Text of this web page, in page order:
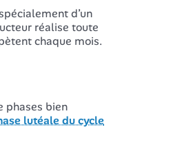
d’un
réalise toute
chaque mois.
phases bien
lutéale du cycle